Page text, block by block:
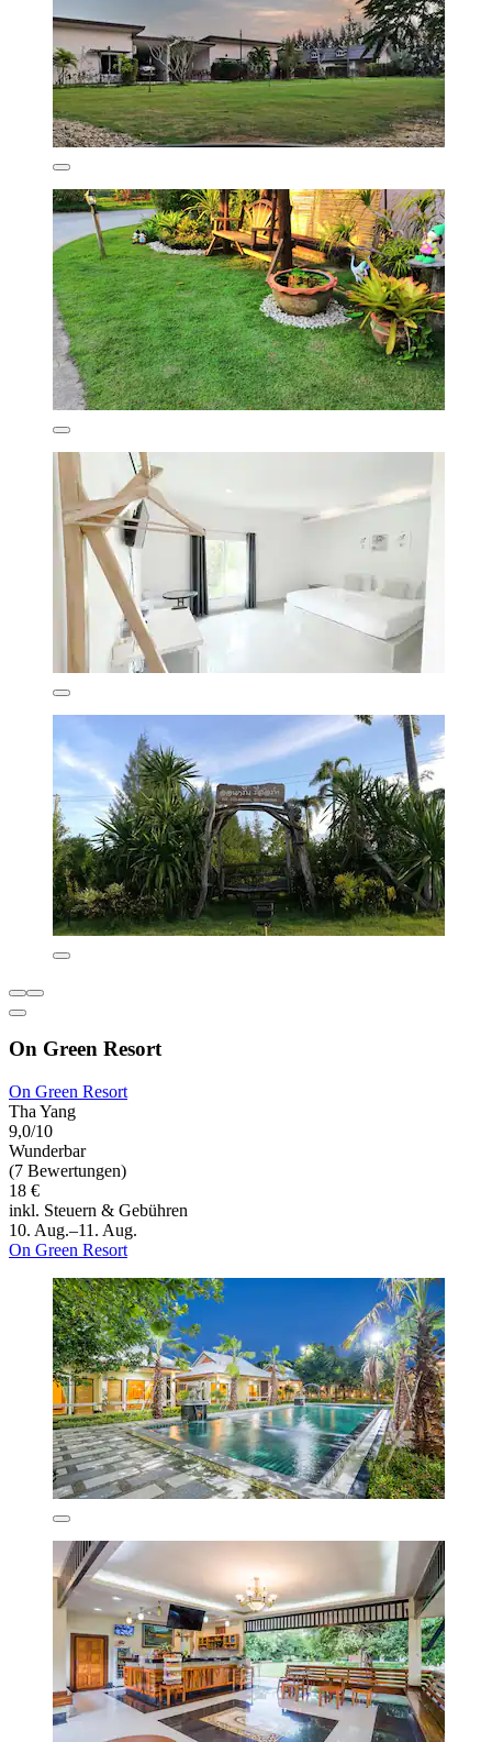
On Green Resort
On Green Resort
Tha Yang
9,0/10
Wunderbar
(7 Bewertungen)
18 €
inkl. Steuern & Gebühren
10. Aug.–11. Aug.
On Green Resort